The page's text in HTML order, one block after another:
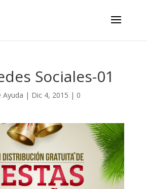
Sociales-01
Ayuda | Dic 4, 2015 | 0